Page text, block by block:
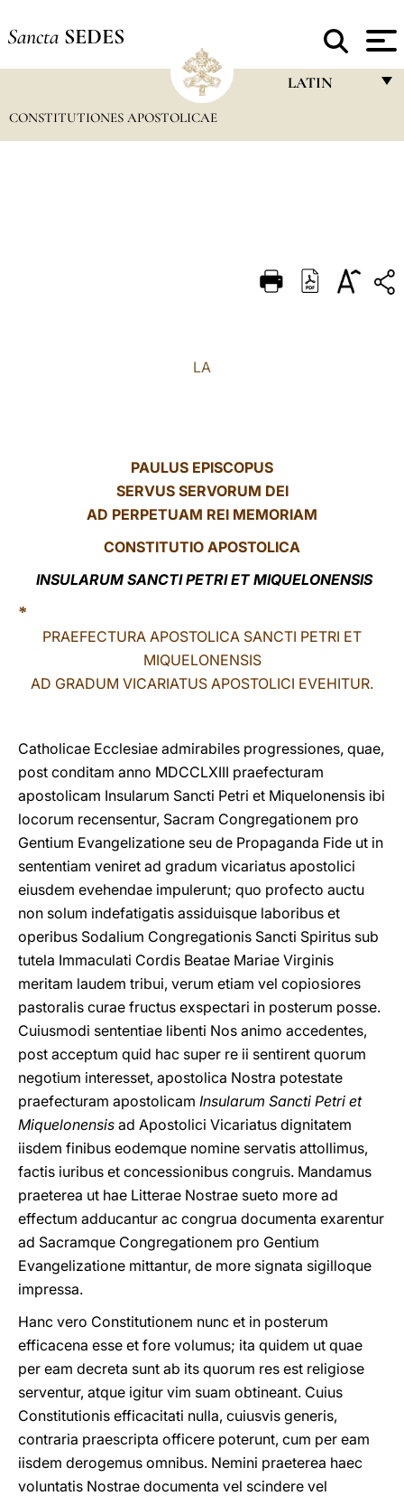
Sancta SEDES
LATIN
DEUTSCH
CONSTITUTIONES APOSTOLICAE
LA
PAULUS EPISCOPUS
SERVUS SERVORUM DEI
AD PERPETUAM REI MEMORIAM
CONSTITUTIO APOSTOLICA
INSULARUM SANCTI PETRI ET MIQUELONENSIS
*
PRAEFECTURA APOSTOLICA SANCTI PETRI ET
MIQUELONENSIS
AD GRADUM VICARIATUS APOSTOLICI EVEHITUR.
Catholicae Ecclesiae admirabiles progressiones, quae,
post conditam anno MDCCLXIII praefecturam
apostolicam Insularum Sancti Petri et Miquelonensis ibi
locorum recensentur, Sacram Congregationem pro
Gentium Evangelizatione seu de Propaganda Fide ut in
sententiam veniret ad gradum vicariatus apostolici
eiusdem evehendae impulerunt; quo profecto auctu
non solum indefatigatis assiduisque laboribus et
operibus Sodalium Congregationis Sancti Spiritus sub
tutela Immaculati Cordis Beatae Mariae Virginis
meritam laudem tribui, verum etiam vel copiosiores
pastoralis curae fructus exspectari in posterum posse.
Cuiusmodi sententiae libenti Nos animo accedentes,
post acceptum quid hac super re ii sentirent quorum
negotium interesset, apostolica Nostra potestate
praefecturam apostolicam Insularum Sancti Petri et
Miquelonensis ad Apostolici Vicariatus dignitatem
iisdem finibus eodemque nomine servatis attollimus,
factis iuribus et concessionibus congruis. Mandamus
praeterea ut hae Litterae Nostrae sueto more ad
effectum adducantur ac congrua documenta exarentur
ad Sacramque Congregationem pro Gentium
Evangelizatione mittantur, de more signata sigilloque
impressa.
Hanc vero Constitutionem nunc et in posterum
efficacena esse et fore volumus; ita quidem ut quae
per eam decreta sunt ab its quorum res est religiose
serventur, atque igitur vim suam obtineant. Cuius
Constitutionis efficacitati nulla, cuiusvis generis,
contraria praescripta officere poterunt, cum per eam
iisdem derogemus omnibus. Nemini praeterea haec
voluntatis Nostrae documenta vel scindere vel